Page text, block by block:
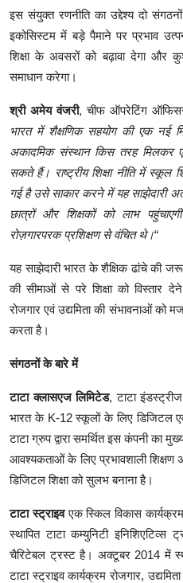
इस संयुक्त रणनीति का उद्देश्य दो
इकोसिस्टम में बड़े पैमाने पर प्रभाव
शिक्षा के अवसरों को बढ़ावा देगा और
समाधान करेगा।
श्री अमेयवंजरी, चीफ ऑपरेटिंग
भारत में शैक्षणिक सहयोग की एक नई
अकादमिक संस्थान किस तरह मिलकर
सकते हैं। राष्ट्रीय शिक्षा नीति में स्कूल
गई है उसे साकार करने में यह साझेदारी
छात्रों और शिक्षकों को लाभ
रोज़गारपरक प्रशिक्षण से वंचित थे।“
यह साझेदारी भारत के शैक्षिक ढांचे की
की सीमाओं से परे शिक्षा को विस्तार
रोजगार एवं उद्यमिता की संभावनाओं को
करता है।
संगठनों के बारे में
टाटा क्लासएज लिमिटेड, टाटा
भारत के K-12 स्कूलों के लिए डिजिटल
टाटा ग्रुप द्वारा समर्थित इस कंपनी
आवश्यकताओं के लिए प्रभावशाली
डिजिटल शिक्षा को सुलभ बनाना है।
टाटा स्ट्राइवएक स्किल विकास कार्यक्रम
स्थापित टाटा कम्युनिटी
चैरिटेबल ट्रस्ट है। अक्टूबर 2014 में
टाटा स्ट्राइव कार्यक्रम रोजगार,